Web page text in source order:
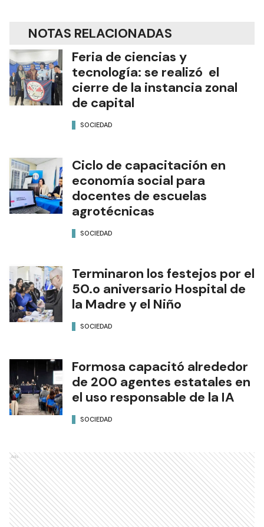
NOTAS RELACIONADAS
Feria de ciencias y
tecnología: se realizó el
cierre de la instancia zonal
de capital
SOCIEDAD
Ciclo de capacitación en
economía social para
docentes de escuelas
agrotécnicas
SOCIEDAD
Terminaron los festejos por el
50.o aniversario Hospital de
la Madre y el Niño
SOCIEDAD
Formosa capacitó alrededor
de 200 agentes estatales en
el uso responsable de la IA
SOCIEDAD
Ads